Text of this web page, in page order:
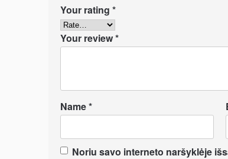
Your rating *
Your review*
Name*
Noriu savo interneto naršyklėje